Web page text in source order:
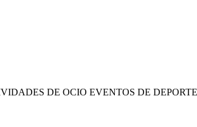
DE OCIO EVENTOS DE